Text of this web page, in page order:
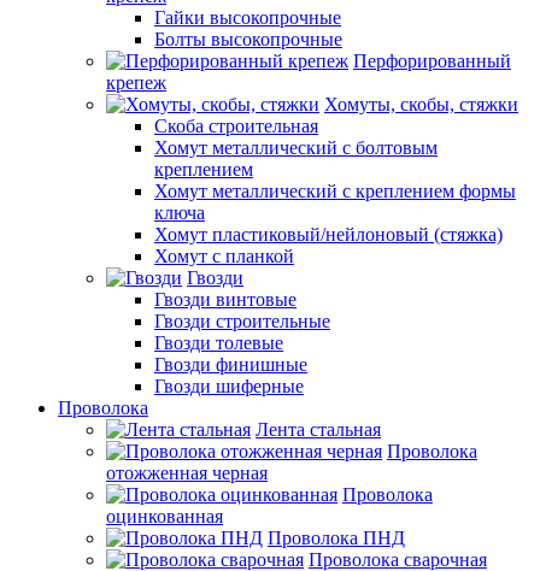
Гайки высокопрочные
Болты высокопрочные
Перфорированный
крепеж
Хомуты, скобы, стяжки
Скоба строительная
Хомут металлический с болтовым
креплением
Хомут металлический с креплением формы
ключа
Хомут пластиковый/нейлоновый (стяжка)
Хомут с планкой
Гвозди
Гвозди винтовые
Гвозди строительные
Гвозди толевые
Гвозди финишные
Гвозди шиферные
Проволока
Лента стальная
Проволока
отожженная черная
Проволока
оцинкованная
Проволока ПНД
Проволока сварочная